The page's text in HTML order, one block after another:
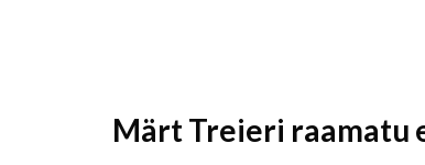
Märt Treieri raamatu